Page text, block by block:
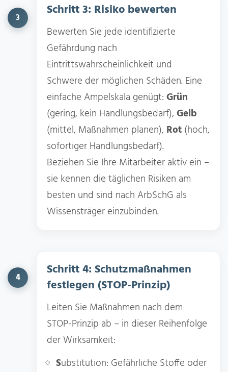
3 Schritt 3: Risiko bewerten
Bewerten Sie jede identifizierte
Gefährdung nach
Eintrittswahrscheinlichkeit und
Schwere der möglichen Schäden. Eine
einfache Ampelskala genügt: Grün
(gering, kein Handlungsbedarf), Gelb
(mittel, Maßnahmen planen), Rot (hoch,
sofortiger Handlungsbedarf).
Beziehen Sie Ihre Mitarbeiter aktiv ein –
sie kennen die täglichen Risiken am
besten und sind nach ArbSchG als
Wissensträger einzubinden.
4
Schritt 4: Schutzmaßnahmen
festlegen (STOP-Prinzip)
Leiten Sie Maßnahmen nach dem
STOP-Prinzip ab – in dieser Reihenfolge
der Wirksamkeit:
Substitution: Gefährliche Stoffe oder